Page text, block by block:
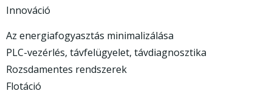
Innováció
Az energiafogyasztás minimalizálása
PLC-vezérlés, távfelügyelet, távdiagnosztika
Rozsdamentes rendszerek
Flotáció